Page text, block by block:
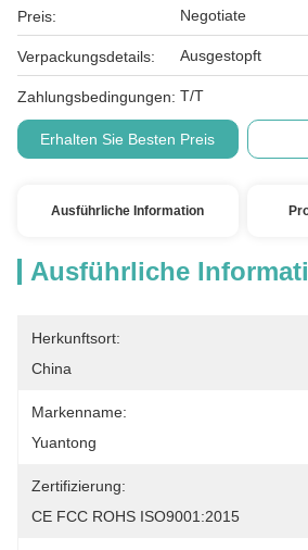
Preis: Negotiate
Verpackungsdetails: Ausgestopft
Zahlungsbedingungen: T/T
Erhalten Sie Besten Preis
Ausführliche Information
Ausführliche
Herkunftsort:
China
Markenname:
Yuantong
Zertifizierung:
CE FCC ROHS ISO9001:2015